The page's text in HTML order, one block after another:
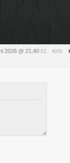
2026 @ 21:40:51 #205